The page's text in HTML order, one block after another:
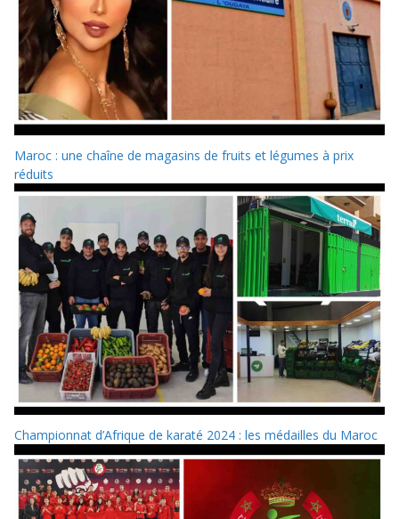
Maroc : une chaîne de magasins de fruits et légumes à prix
réduits
Championnat d’Afrique de karaté 2024 : les médailles du Maroc